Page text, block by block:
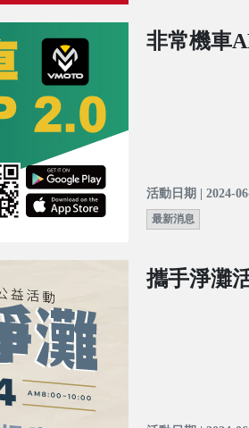
非常機車
活動日期 | 2024-
最新消息
攜手淨灘